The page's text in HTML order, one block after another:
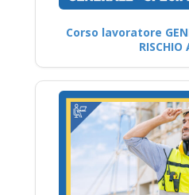
Corso lavoratore
RISCHIO